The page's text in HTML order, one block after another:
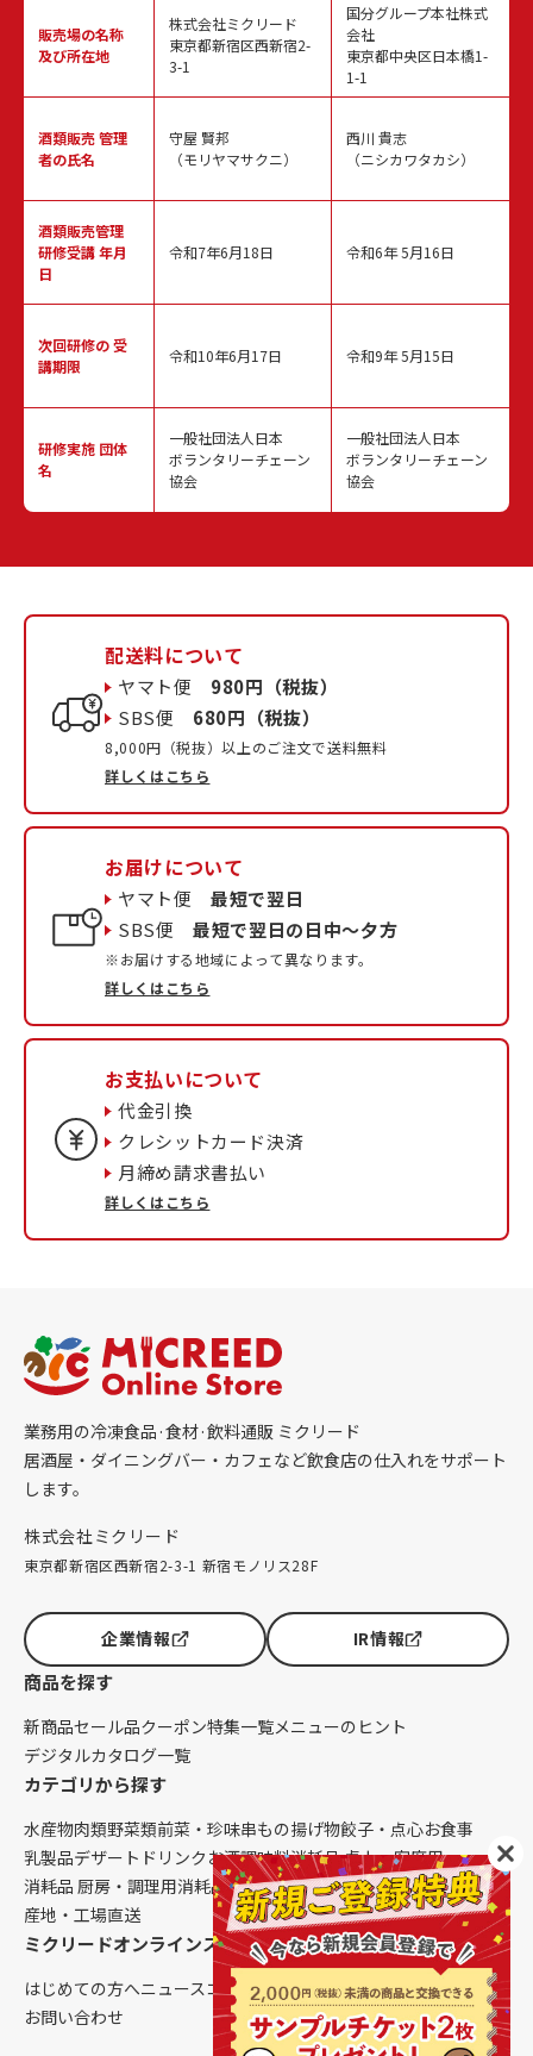
販売場の名称
及び所在地
酒類販売管理
者の氏名
酒類販売管理
研修受講 年月
日
次回研修の受
講期限
研修実施 団体
名
株式会社ミクリード
東京都新宿区西新宿2-
3-1
守屋 賢邦
（モリヤマサクニ）
令和7年6月18日
令和10年6月17日
一般社団法人日本
ボランタリーチェーン
協会
国分グループ本社株式
会社
東京都中央区日本橋1-
1-1
西川 貴志
（ニシカワタカシ）
令和6年 5月16日
令和9年 5月15日
一般社団法人日本
ボランタリーチェーン
協会
配送料について
ヤマト便 980円（税抜）
SBS便 680円（税抜）
8,000円（税抜）以上のご注文で送料無料
詳しくはこちら
お届けについて
ヤマト便最短で翌日
SBS便最短で翌日の日中〜夕方
※お届けする地域によって異なります。
詳しくはこちら
お支払いについて
代金引換
クレシットカード決済
月締め請求書払い
詳しくはこちら
業務用の冷凍食品·食材·飲料通販 ミクリード
居酒屋・ダイニングバー・カフェなど飲食店の仕入れをサポート
します。
株式会社ミクリード
東京都新宿区西新宿2-3-1 新宿モノリス28F
企業情報 IR情報
商品を探す
新商品セール品クーポン特集一覧メニューのヒント
デジタルカタログ一覧
カテゴリから探す
水産物肉類野菜類前菜・珍味串もの揚げ物餃子・点心お食事
乳製品デザート ドリンク お酒調味料消耗品 卓上・客席用
消耗品 厨房・調理用消耗品 クレンリネス生鮮品（配送便限定）
産地・工場直送
ミクリードオンラインストアについて
はじめての方へニュースコラムご利用ガイド会社概要
お問い合わせ